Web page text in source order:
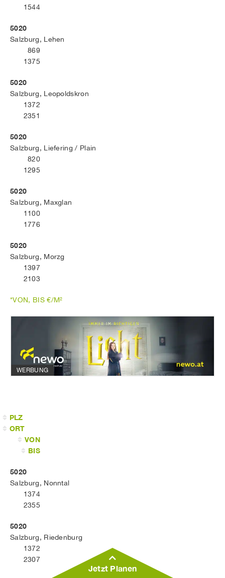
1544
5020
Salzburg, Lehen
869
1375
5020
Salzburg, Leopoldskron
1372
2351
5020
Salzburg, Liefering / Plain
820
1295
5020
Salzburg, Maxglan
1100
1776
5020
Salzburg, Morzg
1397
2103
*VON, BIS €/M²
WERBUNG
PLZ
ORT
VON
BIS
5020
Salzburg, Nonntal
1374
2355
5020
Salzburg, Riedenburg
1372
2307
Jetzt Planen